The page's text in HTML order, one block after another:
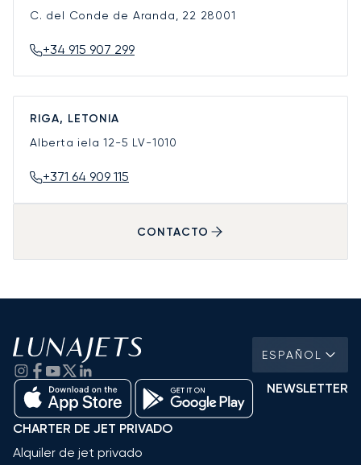
C. del Conde de Aranda, 22 28001
+34 915 907 299
RIGA, LETONIA
Alberta iela 12-5 LV-1010
+371 64 909 115
CONTACTO
ESPAÑOL
NEWSLETTER
CHARTER DE JET PRIVADO
Alquiler de jet privado